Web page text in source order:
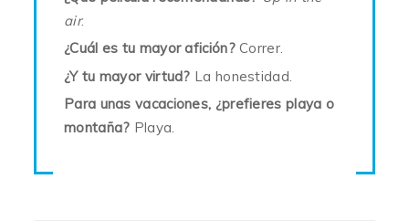
air.
¿Cuál es tu mayor afición?Correr.
¿Y tu mayor virtud? La honestidad.
Para unas vacaciones, ¿prefieres playa o
montaña? Playa.